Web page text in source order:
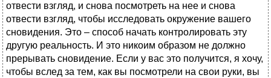
отвести взгляд, и снова посмотреть на нее и снова
отвести взгляд, чтобы исследовать окружение вашего
сновидения. Это – способ начать контролировать эту
другую реальность. И это никоим образом не должно
прерывать сновидение. Если у вас это получится, я хочу,
чтобы вслед за тем, как вы посмотрели на свои руки, вы